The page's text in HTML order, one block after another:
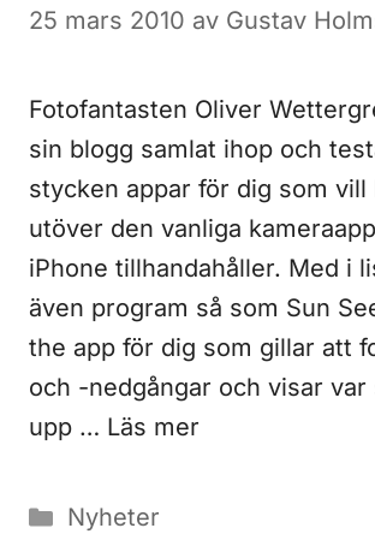
25 mars 2010 av Gustav
Fotofantasten Oliver
sin blogg samlat ihop och
stycken appar för dig som vill
utöver den vanliga
iPhone tillhandahåller. Med i
även program så som Sun
the app för dig som gillar att
och -nedgångar och visar
upp … Läs mer
Kategorier
Nyheter